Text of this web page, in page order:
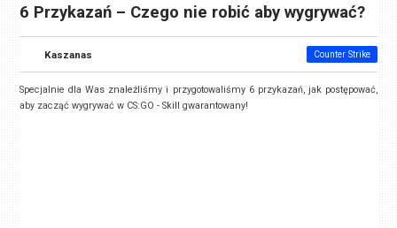
6 Przykazań – Czego nie robić aby wygrywać?
Kaszanas Counter Strike
Specjalnie dla Was znaleźliśmy i przygotowaliśmy 6 przykazań, jak postępować,
aby zacząć wygrywać w CS:GO - Skill gwarantowany!